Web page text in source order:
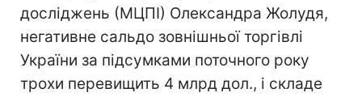
досліджень (МЦПІ) Олександра Жолудя,
негативне сальдо зовнішньої торгівлі
України за підсумками поточного року
трохи перевищить 4 млрд дол., і складе